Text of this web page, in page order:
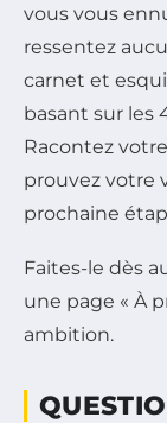
vous vous
ressentez
carnet et
basant sur les
Racontez
prouvez votre
prochaine
Faites-le dès
une page « À
ambition.